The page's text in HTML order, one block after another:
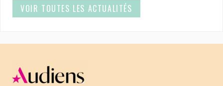
VOIR TOUTES LES ACTUALITÉS